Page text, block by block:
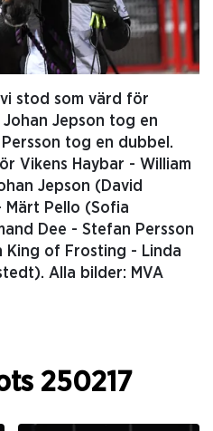
stod som värd för
Jepson tog en
tog en dubbel.
Vikens Haybar - William
Jepson (David
Märt Pello (Sofia
Dee - Stefan Persson
King of Frosting - Linda
Alla bilder: MVA
250217